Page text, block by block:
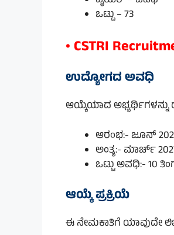
ಒಟ್ಟು – 73
• CSTRI
ಉದ್ಯೋಗದ ಅವಧಿ
ಆಯ್ಕೆಯಾದ ಅಭ್ಯರ್ಥಿಗಳನ್ನು
ಆರಂಭ:- ಜೂನ್
ಅಂತ್ಯ:- ಮಾರ್ಚ್
ಒಟ್ಟು ಅವಧಿ:- 10
ಆಯ್ಕೆ ಪ್ರಕ್ರಿಯೆ
ಈ ನೇಮಕಾತಿಗೆ ಯಾವುದೇ